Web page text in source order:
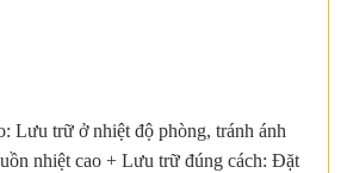
Lưu trữ ở nhiệt độ phòng, tránh ánh
nhiệt cao + Lưu trữ đúng cách: Đặt